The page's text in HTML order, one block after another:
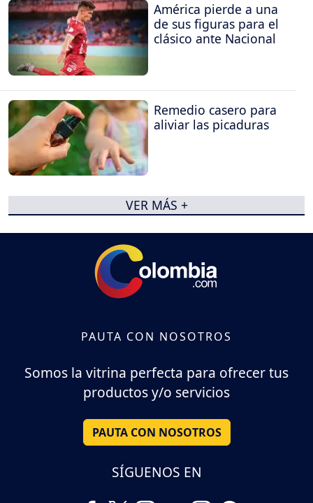
América pierde a una
de sus figuras para el
clásico ante Nacional
Remedio casero para
aliviar las picaduras
VER MÁS +
PAUTA CON NOSOTROS
Somos la vitrina perfecta para ofrecer tus
productos y/o servicios
PAUTA CON NOSOTROS
SÍGUENOS EN